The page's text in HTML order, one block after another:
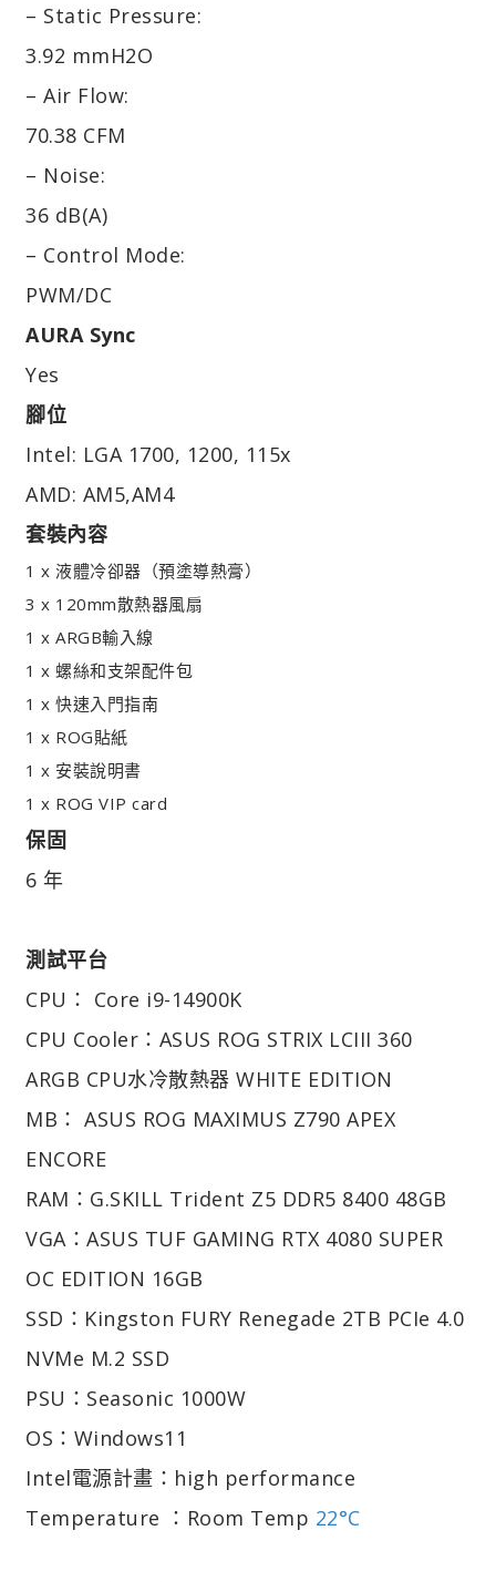
– Static Pressure:
3.92 mmH2O
– Air Flow:
70.38 CFM
– Noise:
36 dB(A)
– Control Mode:
PWM/DC
AURA Sync
Yes
腳位
Intel: LGA 1700, 1200, 115x
AMD: AM5,AM4
套裝內容
1 x 液體冷卻器（預塗導熱膏）
3 x 120mm散熱器風扇
1 x ARGB輸入線
1 x 螺絲和支架配件包
1 x 快速入門指南
1 x ROG貼紙
1 x 安裝說明書
1 x ROG VIP card
保固
6 年
測試平台
CPU： Core i9-14900K
CPU Cooler：ASUS ROG STRIX LCIII 360
ARGB CPU水冷散熱器 WHITE EDITION
MB： ASUS ROG MAXIMUS Z790 APEX
ENCORE
RAM：G.SKILL Trident Z5 DDR5 8400 48GB
VGA：ASUS TUF GAMING RTX 4080 SUPER
OC EDITION 16GB
SSD：Kingston FURY Renegade 2TB PCIe 4.0
NVMe M.2 SSD
PSU：Seasonic 1000W
OS：Windows11
Intel電源計畫：high performance
Temperature ：Room Temp 22°C